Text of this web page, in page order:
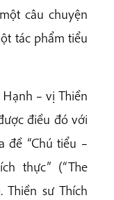
câu chuyện
tác phẩm tiểu
– vị Thiền
điều đó với
đề “Chú tiểu –
thực” (“The
Thiền sư Thích